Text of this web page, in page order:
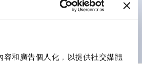
容和廣告個人化，以提供社交媒體
全性的彈子鎖結構